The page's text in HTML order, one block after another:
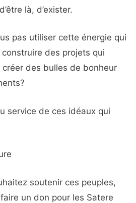
là, d’exister.
pas utiliser cette énergie qui
des projets qui
des bulles de bonheur
service de ces idéaux qui
soutenir ces peuples,
un don pour les Satere